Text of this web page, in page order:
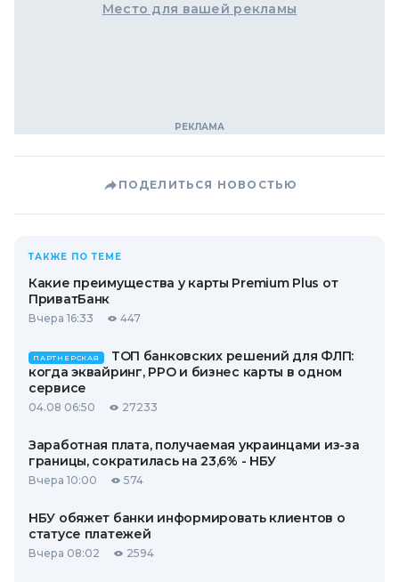
Место для вашей рекламы
ПОДЕЛИТЬСЯ НОВОСТЬЮ
ТАКЖЕ ПО ТЕМЕ
Какие преимущества у карты Premium Plus от
ПриватБанк
Вчера 16:33 447
ПАРТНЕРСКАЯ
ТОП банковских решений для ФЛП:
когда эквайринг, РРО и бизнес карты в одном
сервисе
04.08 06:50 27233
Заработная плата, получаемая украинцами из-за
границы, сократилась на 23,6% - НБУ
Вчера 10:00 574
НБУ обяжет банки информировать клиентов о
статусе платежей
Вчера 08:02 2594